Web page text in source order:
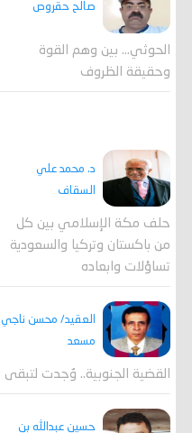
صالح حقروص
الحوثي... بين وهم القوة
وحقيقة الظروف
د. محمد علي
السقاف
حلف مكة الإسلامي بين كل
من باكستان وتركيا والسعودية
تساؤلات وابعاده
العقيد/ محسن ناجي
مسعد
القضية الجنوبية.. وُجدت لتبقى
حسين عبدالله بن